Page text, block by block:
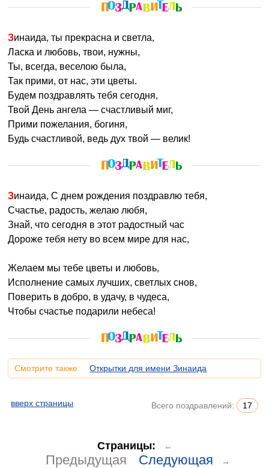
Зинаида, ты прекрасна и светла,
Ласка и любовь, твои, нужны,
Ты, всегда, веселою была,
Так прими, от нас, эти цветы.
Будем поздравлять тебя сегодня,
Твой День ангела — счастливый миг,
Прими пожелания, богиня,
Будь счастливой, ведь дух твой — велик!
Зинаида, С днем рождения поздравлю тебя,
Счастье, радость, желаю любя,
Знай, что сегодня в этот радостный час
Дороже тебя нету во всем мире для нас,
Желаем мы тебе цветы и любовь,
Исполнение самых лучших, светлых снов,
Поверить в добро, в удачу, в чудеса,
Чтобы счастье подарили небеса!
Смотрите также: Открытки для имени Зинаида
вверх страницы Всего поздравлений: 17
Страницы: ←
Предыдущая Следующая →